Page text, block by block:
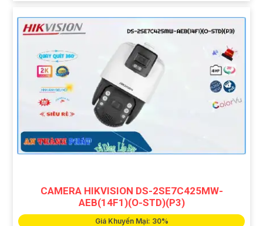
CAMERA HIKVISION DS-2SE7C425MW-
AEB(14F1)(O-STD)(P3)
Giá Khuyến Mại: 30%